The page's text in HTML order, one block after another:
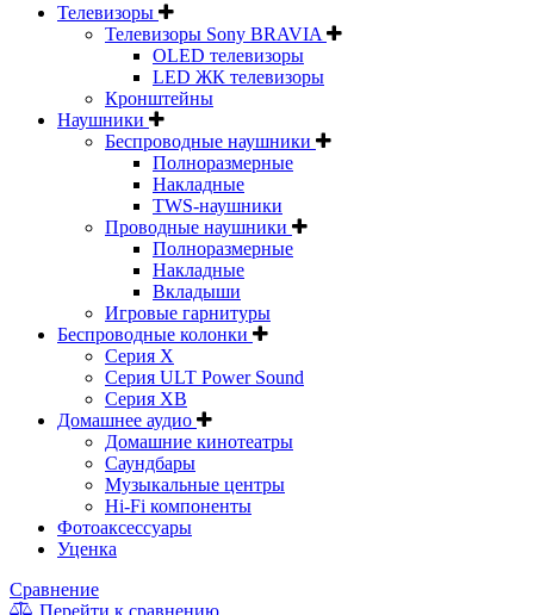
Телевизоры
Телевизоры Sony BRAVIA
OLED телевизоры
LED ЖК телевизоры
Кронштейны
Наушники
Беспроводные наушники
Полноразмерные
Накладные
TWS-наушники
Проводные наушники
Полноразмерные
Накладные
Вкладыши
Игровые гарнитуры
Беспроводные колонки
Серия X
Серия ULT Power Sound
Серия XB
Домашнее аудио
Домашние кинотеатры
Саундбары
Музыкальные центры
Hi-Fi компоненты
Фотоаксессуары
Уценка
Сравнение
Перейти к сравнению